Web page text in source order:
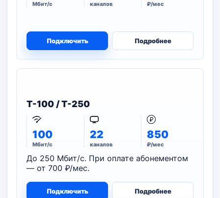
Мбит/с каналов ₽/мес
Подключить Подробнее
T-100 / T-250
100
Мбит/с
22
каналов
850
₽/мес
До 250 Мбит/с. При оплате абонементом
— от 700 ₽/мес.
Подключить Подробнее